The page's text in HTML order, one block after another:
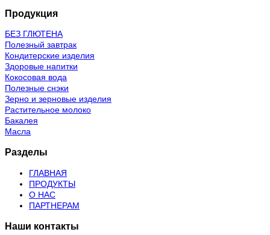
Продукция
БЕЗ ГЛЮТЕНА
Полезный завтрак
Кондитерские изделия
Здоровые напитки
Кокосовая вода
Полезные снэки
Зерно и зерновые изделия
Растительное молоко
Бакалея
Масла
Разделы
ГЛАВНАЯ
ПРОДУКТЫ
О НАС
ПАРТНЕРАМ
Наши контакты